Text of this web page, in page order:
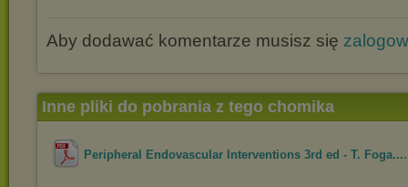
Aby dodawać komentarze musisz się
Inne pliki do pobrania z tego chomika
Peripheral Endovascular Interventions 3rd ed - T. Foga...